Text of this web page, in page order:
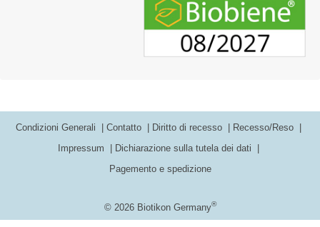
© 2026 Biotikon Germany®
Condizioni Generali Contatto Diritto di recesso
Recesso/Reso
Impressum
Dichiarazione sulla tutela dei dati
Pagemento e spedizione